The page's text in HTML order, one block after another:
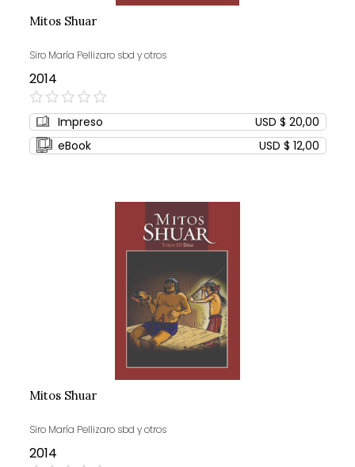
Mitos Shuar
Siro María Pellizaro sbd y otros
2014
0%
Impreso
USD $ 20,00
eBook
USD $ 12,00
Mitos Shuar
Siro María Pellizaro sbd y otros
2014